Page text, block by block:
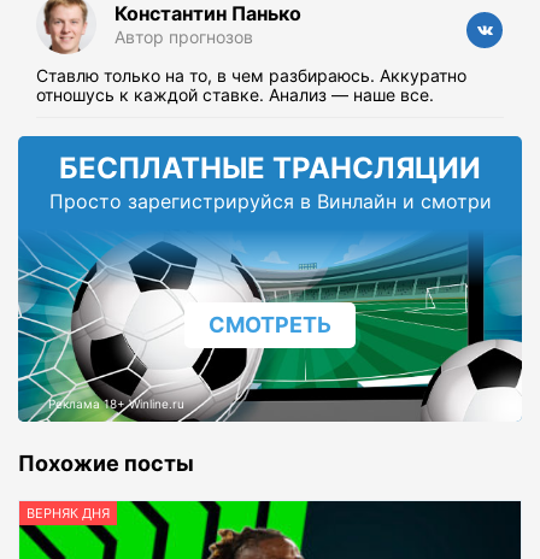
Константин Панько
Автор прогнозов
Ставлю только на то, в чем разбираюсь. Аккуратно
отношусь к каждой ставке. Анализ — наше все.
БЕСПЛАТНЫЕ ТРАНСЛЯЦИИ
Просто зарегистрируйся в Винлайн и смотри
СМОТРЕТЬ
Реклама 18+ Winline.ru
Похожие посты
ВЕРНЯК ДНЯ